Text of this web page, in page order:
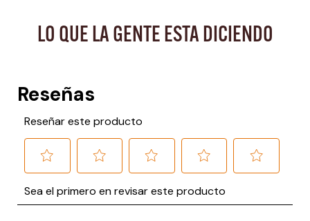
LO QUE LA GENTE ESTA DICIENDO